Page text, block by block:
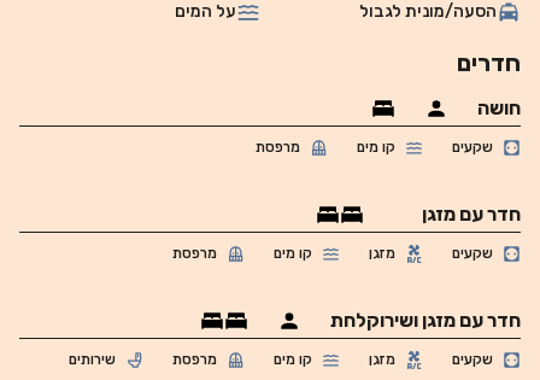
הסעה/מונית לגבול על המים
חדרים
חושה
שקעים קו מים מרפסת
חדר עם מזגן
שקעים מזגן קו מים מרפסת
חדר עם מזגן ושירוקלחת
שקעים מזגן קו מים מרפסת שירותים